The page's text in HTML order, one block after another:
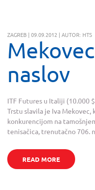
ZAGREB | 09.09.2012 | AUTOR: HTS
naslov
ITF Futures u Italiji (10.000
Trstu slavila je Iva Mekovec,
konkurencijom na
tenisačica, trenutačno 706.
READ MORE